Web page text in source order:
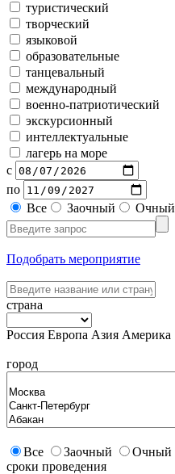
туристический
творческий
языковой
образовательные
танцевальный
международный
военно-патриотический
экскурсионный
интеллектуальные
лагерь на море
с
по
Все
Заочный Очный
Подобрать мероприятие
страна
Россия Европа Азия Америка
город
Все Заочный
Очный
сроки проведения